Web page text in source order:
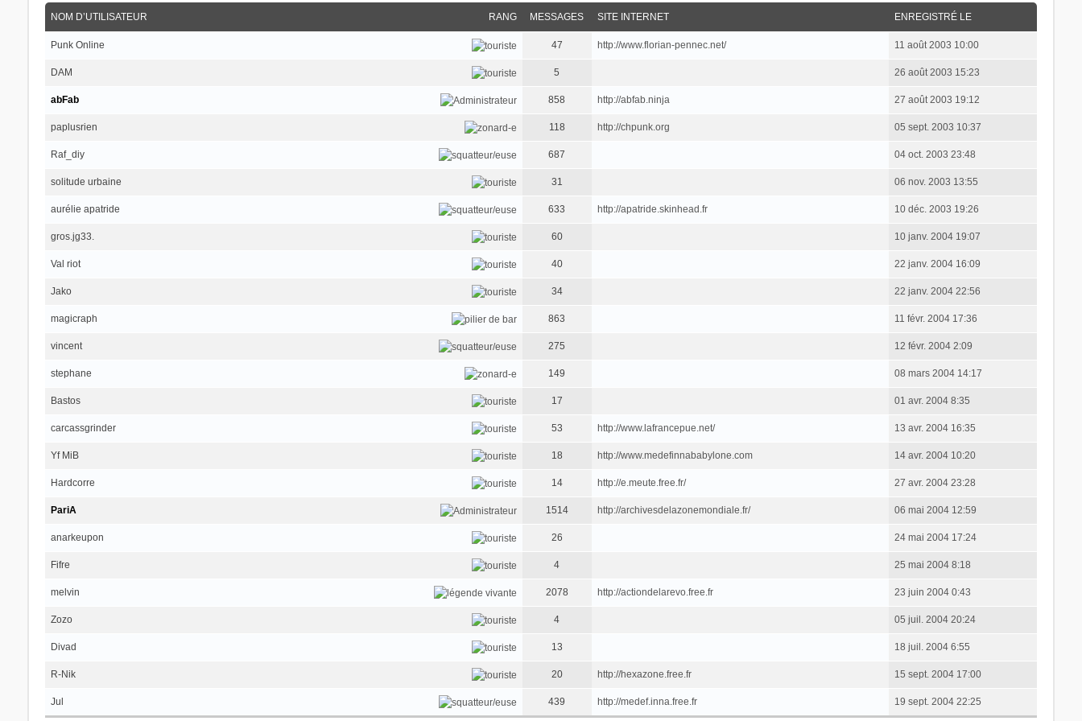
RANG
NOM D’UTILISATEUR MESSAGES SITE INTERNET ENREGISTRÉ LE
Punk Online 47 http://www.florian-pennec.net/ 11 août 2003 10:00
DAM 5 26 août 2003 15:23
abFab 858 http://abfab.ninja 27 août 2003 19:12
paplusrien 118 http://chpunk.org 05 sept. 2003 10:37
Raf_diy 687 04 oct. 2003 23:48
solitude urbaine 31 06 nov. 2003 13:55
aurélie apatride 633 http://apatride.skinhead.fr 10 déc. 2003 19:26
gros.jg33. 60 10 janv. 2004 19:07
Val riot 40 22 janv. 2004 16:09
Jako 34 22 janv. 2004 22:56
magicraph 863 11 févr. 2004 17:36
vincent 275 12 févr. 2004 2:09
stephane 149 08 mars 2004 14:17
Bastos 17 01 avr. 2004 8:35
carcassgrinder 53 http://www.lafrancepue.net/ 13 avr. 2004 16:35
Yf MiB 18 http://www.medefinnababylone.com 14 avr. 2004 10:20
Hardcorre 14 http://e.meute.free.fr/ 27 avr. 2004 23:28
PariA 1514 http://archivesdelazonemondiale.fr/ 06 mai 2004 12:59
anarkeupon 26 24 mai 2004 17:24
Fifre 4 25 mai 2004 8:18
melvin 2078 http://actiondelarevo.free.fr 23 juin 2004 0:43
Zozo 4 05 juil. 2004 20:24
Divad 13 18 juil. 2004 6:55
R-Nik 20 http://hexazone.free.fr 15 sept. 2004 17:00
Jul 439 http://medef.inna.free.fr 19 sept. 2004 22:25